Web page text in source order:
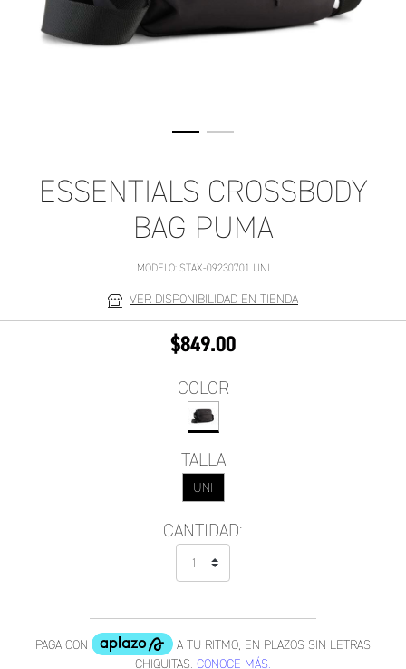
ESSENTIALS CROSSBODY
BAG PUMA
MODELO: STAX-09230701 UNI
VER DISPONIBILIDAD EN TIENDA
$849.00
COLOR
TALLA
UNI
CANTIDAD: